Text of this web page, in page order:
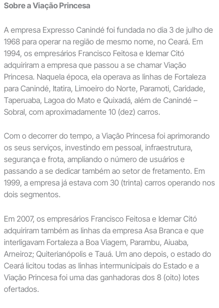
Sobre a Viação Princesa
A empresa Expresso Canindé foi fundada no dia 3 de julho de
1968 para operar na região de mesmo nome, no Ceará. Em
1994, os empresários Francisco Feitosa e Idemar Citó
adquiriram a empresa que passou a se chamar Viação
Princesa. Naquela época, ela operava as linhas de Fortaleza
para Canindé, Itatira, Limoeiro do Norte, Paramoti, Caridade,
Taperuaba, Lagoa do Mato e Quixadá, além de Canindé –
Sobral, com aproximadamente 10 (dez) carros.
Com o decorrer do tempo, a Viação Princesa foi aprimorando
os seus serviços, investindo em pessoal, infraestrutura,
segurança e frota, ampliando o número de usuários e
passando a se dedicar também ao setor de fretamento. Em
1999, a empresa já estava com 30 (trinta) carros operando nos
dois segmentos.
Em 2007, os empresários Francisco Feitosa e Idemar Citó
adquiriram também as linhas da empresa Asa Branca e que
interligavam Fortaleza a Boa Viagem, Parambu, Aiuaba,
Arneiroz; Quiterianópolis e Tauá. Um ano depois, o estado do
Ceará licitou todas as linhas intermunicipais do Estado e a
Viação Princesa foi uma das ganhadoras dos 8 (oito) lotes
ofertados.